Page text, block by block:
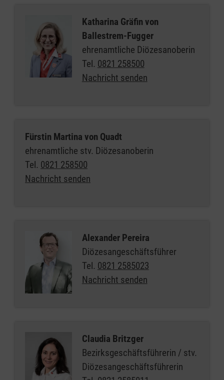
Katharina Gräfin von
Ballestrem-Fugger
ehrenamtliche Diözesanoberin
Tel. 0821 258500
Nachricht senden
Fürstin Martina von Quadt
ehrenamtliche stv. Diözesanoberin
Tel. 0821 258500
Nachricht senden
Alexander Pereira
Diözesangeschäftsführer
Tel. 0821 2585023
Nachricht senden
Claudia Britzger
Bezirksgeschäftsführerin / stv.
Diözesangeschäftsführerin